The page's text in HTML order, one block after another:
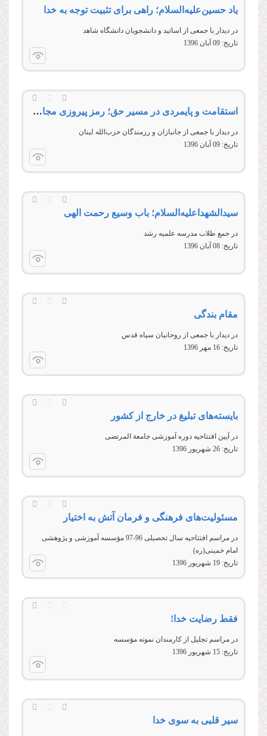
یاد حسین‌علیه‌‌السلام؛ راهی برای تثبیت توجه به خدا
در دیدار با جمعی از اساتید و دانشجویان دانشگاه شاهد
تاریخ: 09 آبان 1396
استقامت و پایمردی در مسیر حق؛ رمز پیروزی مجاهدان الهی
در دیدار با جمعی از جانبازان و رزمندگان حزب‌الله لبنان
تاریخ: 09 آبان 1396
سیدالشهدا‌علیه‌السلام؛ باب وسیع رحمت الهی
در جمع طلاب مدرسه علمیه رشد
تاریخ: 08 آبان 1396
مقام بندگی
در دیدار با جمعی از روحانیان سپاه قدس
تاریخ: 16 مهر 1396
بایسته‌های تبلیغ در خارج از کشور
در آیین افتتاحیه دوره آموزشی جامعة المرتضی
تاریخ: 26 شهريور 1396
مسئولیت‌های فرهنگی و فرمان آتش به اختیار
در مراسم افتتاحیه سال تحصیلی 96-97 مؤسسه آموزشی و پژوهشی
امام خمینی‌(ره)
تاریخ: 19 شهريور 1396
فقط رضایت خدا!
در مراسم تجلیل از کارمندان نمونه مؤسسه
تاریخ: 15 شهريور 1396
سیر قلبی به سوی خدا